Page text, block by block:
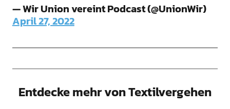
— Wir Union vereint Podcast (@UnionWir)
April 27, 2022
Entdecke mehr von Textilvergehen